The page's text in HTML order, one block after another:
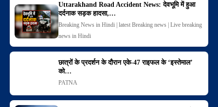
Uttarakhand Road Accident News: देवभूमि में हुआ
दर्दनाक सड़क हादसा,…
Breaking News in Hindi | latest Breaking news | Live breaking
news in Hindi
छात्रों के प्रदर्शन के दौरान एके-47 राइफल के ‘इस्तेमाल’
को…
PATNA